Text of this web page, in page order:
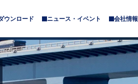
ウンロード
が
ニュース・イベント 会社情報
サ
メ
ニ
ュ
ー
が